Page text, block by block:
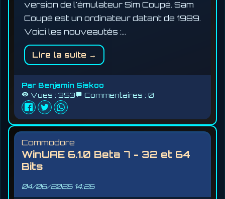
version de l'émulateur Sim Coupé. Sam
Coupé est un ordinateur datant de 1989.
Voici les nouveautés :…
Lire la suite →
Par Benjamin Siskoo
Vues : 353 Commentaires : 0
Commodore
WinUAE 6.1.0 Beta 7 - 32 et 64
Bits
04/06/2026 14:26